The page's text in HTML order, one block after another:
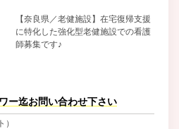
【奈良県／老健施設】在宅復帰支援
に特化した強化型老健施設での看護
師募集です♪
ー迄お問い合わせ下さい